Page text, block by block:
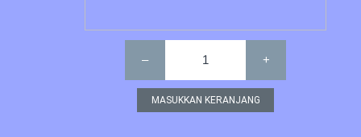
– 1 +